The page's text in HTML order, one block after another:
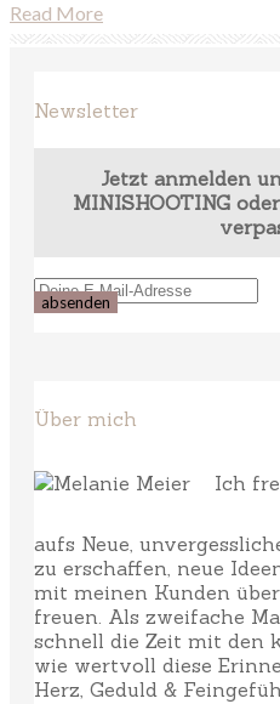
Read More
Newsletter
Jetzt anmelden
MINISHOOTING
Über mich
Ich
aufs Neue,
zu erschaffen, neue
mit meinen Kunden
freuen. Als zweifache
schnell die Zeit mit den
wie wertvoll diese
Herz, Geduld &